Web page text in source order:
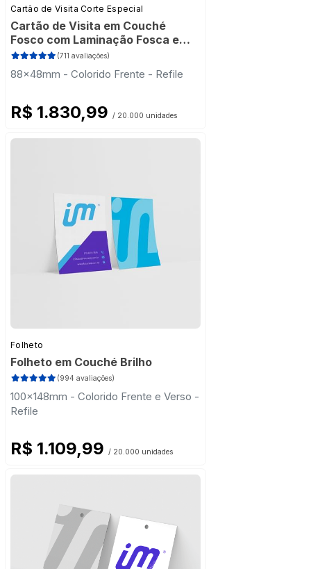
Cartão de Visita Corte Especial
Cartão de Visita em Couché
Fosco com Laminação Fosca e
Verniz Localizado
(711 avaliações)
88x48mm - Colorido Frente - Refile
R$ 1.830,99 / 20.000 unidades
Folheto
Folheto em Couché Brilho
(994 avaliações)
100x148mm - Colorido Frente e Verso -
Refile
R$ 1.109,99 / 20.000 unidades